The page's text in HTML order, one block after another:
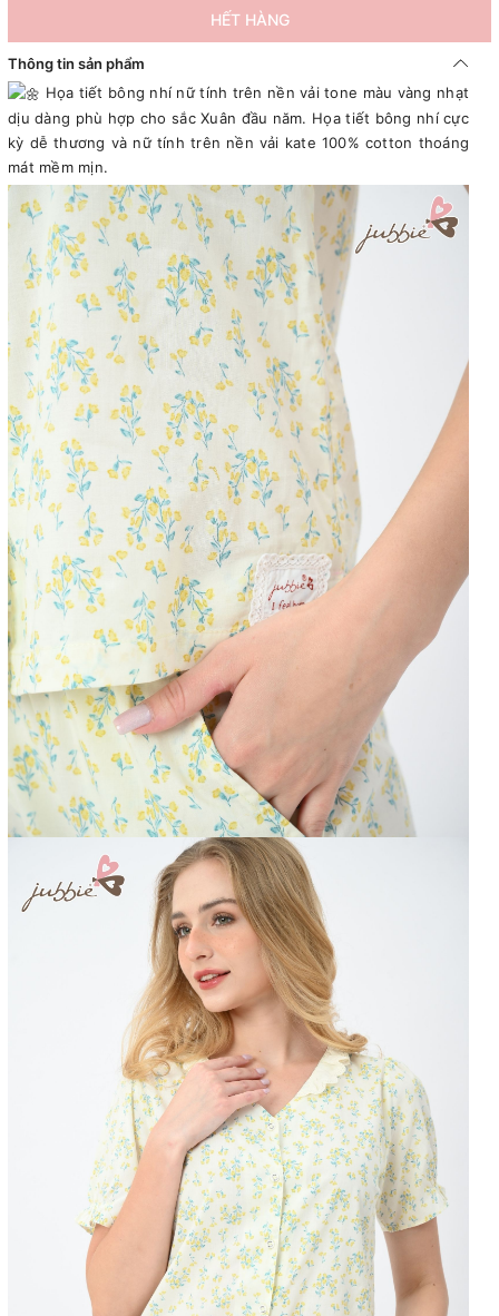
HẾT HÀNG
Thông tin sản phẩm
Họa tiết bông nhí nữ tính trên nền vải tone màu vàng nhạt
dịu dàng phù hợp cho sắc Xuân đầu năm. Họa tiết bông nhí cực
kỳ dễ thương và nữ tính trên nền vải kate 100% cotton thoáng
mát mềm mịn.